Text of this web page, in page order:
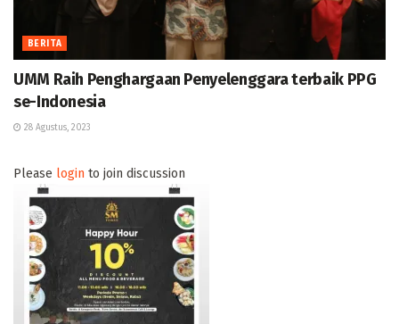
BERITA
UMM Raih Penghargaan Penyelenggara terbaik PPG
se-Indonesia
28 Agustus, 2023
Please login to join discussion